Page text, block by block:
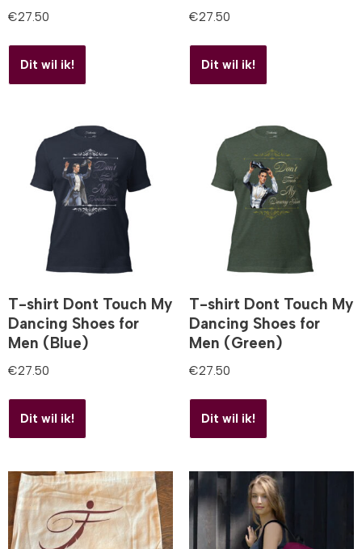
€27.50
Dit wil ik!
€27.50
Dit wil ik!
T-shirt Dont Touch My
Dancing Shoes for
Men (Blue)
€27.50
Dit wil ik!
T-shirt Dont Touch My
Dancing Shoes for
Men (Green)
€27.50
Dit wil ik!